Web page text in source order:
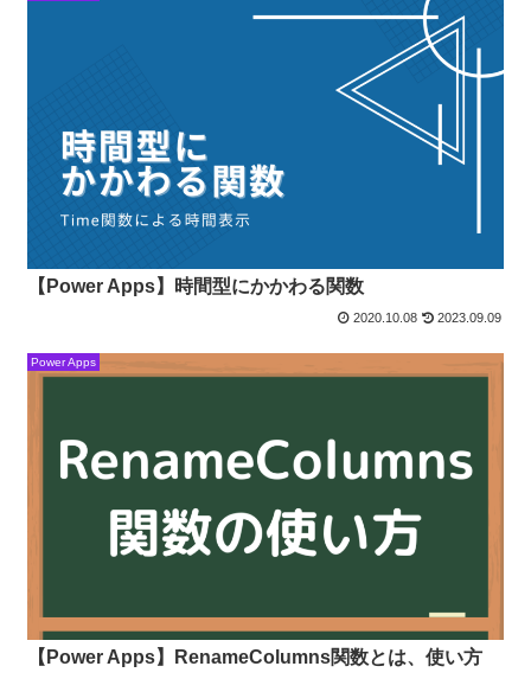
【Power Apps】時間型にかかわる関数
2020.10.08 2023.09.09
Power Apps
【Power Apps】RenameColumns関数とは、使い方